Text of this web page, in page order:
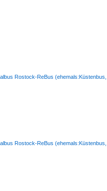
Rostock-ReBus
Rostock-ReBus